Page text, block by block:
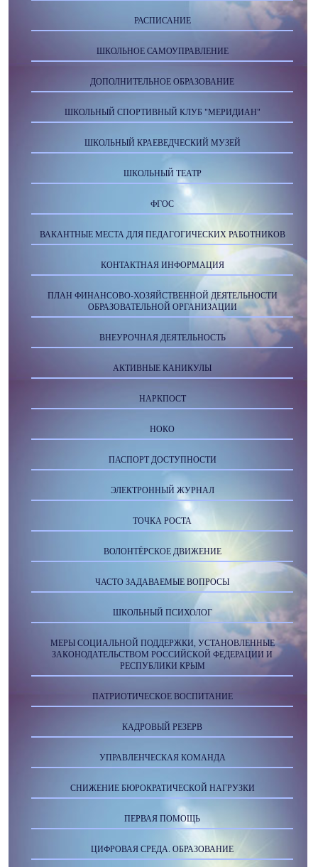
РАСПИСАНИЕ
ШКОЛЬНОЕ САМОУПРАВЛЕНИЕ
ДОПОЛНИТЕЛЬНОЕ ОБРАЗОВАНИЕ
ШКОЛЬНЫЙ СПОРТИВНЫЙ КЛУБ "МЕРИДИАН"
ШКОЛЬНЫЙ КРАЕВЕДЧЕСКИЙ МУЗЕЙ
ШКОЛЬНЫЙ ТЕАТР
ФГОС
ВАКАНТНЫЕ МЕСТА ДЛЯ ПЕДАГОГИЧЕСКИХ РАБОТНИКОВ
КОНТАКТНАЯ ИНФОРМАЦИЯ
ПЛАН ФИНАНСОВО-ХОЗЯЙСТВЕННОЙ ДЕЯТЕЛЬНОСТИ
ОБРАЗОВАТЕЛЬНОЙ ОРГАНИЗАЦИИ
ВНЕУРОЧНАЯ ДЕЯТЕЛЬНОСТЬ
АКТИВНЫЕ КАНИКУЛЫ
НАРКПОСТ
НОКО
ПАСПОРТ ДОСТУПНОСТИ
ЭЛЕКТРОННЫЙ ЖУРНАЛ
ТОЧКА РОСТА
ВОЛОНТЁРСКОЕ ДВИЖЕНИЕ
ЧАСТО ЗАДАВАЕМЫЕ ВОПРОСЫ
ШКОЛЬНЫЙ ПСИХОЛОГ
МЕРЫ СОЦИАЛЬНОЙ ПОДДЕРЖКИ, УСТАНОВЛЕННЫЕ
ЗАКОНОДАТЕЛЬСТВОМ РОССИЙСКОЙ ФЕДЕРАЦИИ И
РЕСПУБЛИКИ КРЫМ
ПАТРИОТИЧЕСКОЕ ВОСПИТАНИЕ
КАДРОВЫЙ РЕЗЕРВ
УПРАВЛЕНЧЕСКАЯ КОМАНДА
СНИЖЕНИЕ БЮРОКРАТИЧЕСКОЙ НАГРУЗКИ
ПЕРВАЯ ПОМОЩЬ
ЦИФРОВАЯ СРЕДА. ОБРАЗОВАНИЕ